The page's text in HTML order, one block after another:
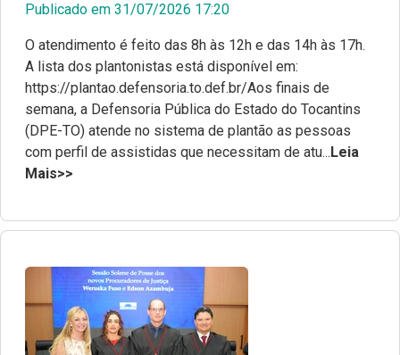
Publicado em 31/07/2026 17:20
O atendimento é feito das 8h às 12h e das 14h às 17h.
A lista dos plantonistas está disponível em:
https://plantao.defensoria.to.def.br/Aos finais de
semana, a Defensoria Pública do Estado do Tocantins
(DPE-TO) atende no sistema de plantão as pessoas
com perfil de assistidas que necessitam de atu... Leia
Mais>>